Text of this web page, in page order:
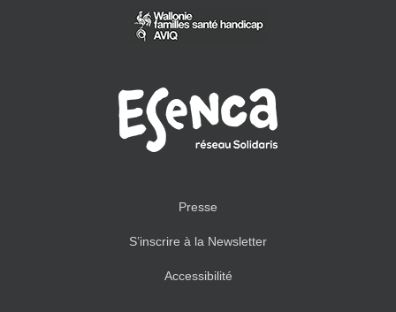
Presse
S’inscrire à la Newsletter
Accessibilité